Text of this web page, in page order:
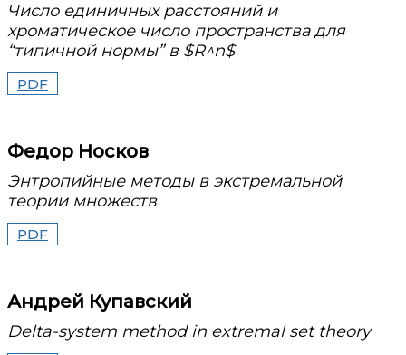
Число единичных расстояний и
хроматическое число пространства для
“типичной нормы” в $R^n$
PDF
Федор Носков
Энтропийные методы в экстремальной
теории множеств
PDF
Андрей Купавский
Delta-system method in extremal set theory